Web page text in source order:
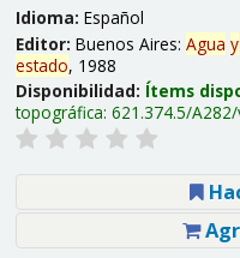
Idioma: Español
Editor: Buenos Aires: Agua y
estado, 1988
Disponibilidad: Ítems
topográfica: 621.374.5/A282/